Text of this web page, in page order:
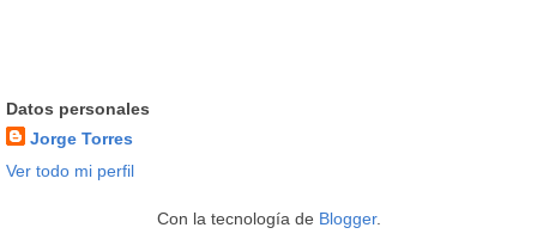
Datos personales
Jorge Torres
Ver todo mi perfil
Con la tecnología de Blogger.